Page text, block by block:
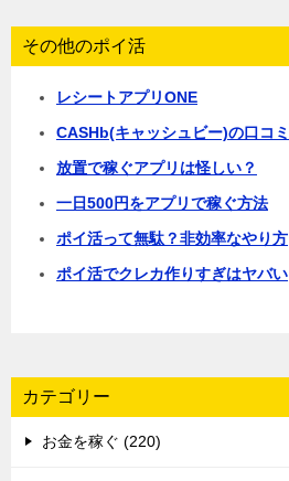
その他のポイ活
レシートアプリONE
CASHb(キャッシュビー)の口コミ
放置で稼ぐアプリは怪しい？
一日500円をアプリで稼ぐ方法
ポイ活って無駄？非効率なやり方
ポイ活でクレカ作りすぎはヤバい
カテゴリー
お金を稼ぐ (220)